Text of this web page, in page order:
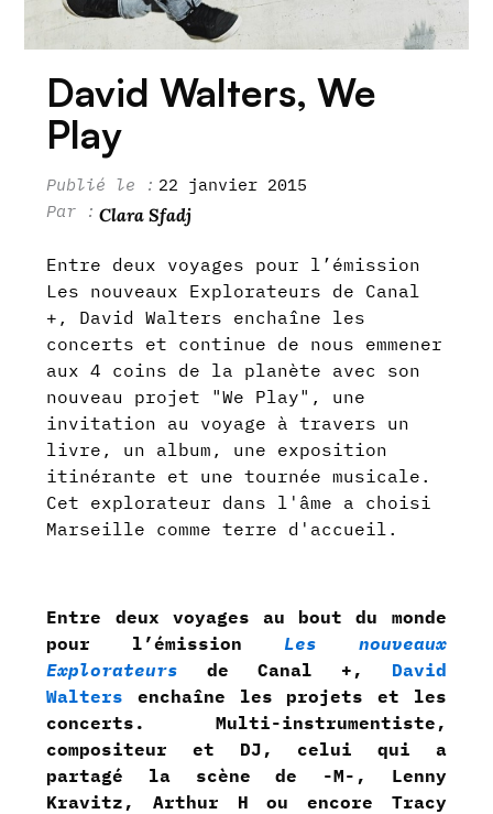
David Walters, We
Play
22 janvier 2015
Clara Sfadj
Entre deux voyages pour l’émission
Les nouveaux Explorateurs de Canal
+, David Walters enchaîne les
concerts et continue de nous emmener
aux 4 coins de la planète avec son
nouveau projet "We Play", une
invitation au voyage à travers un
livre, un album, une exposition
itinérante et une tournée musicale.
Cet explorateur dans l'âme a choisi
Marseille comme terre d'accueil.
Entre deux voyages au bout du monde
pour l’émission Les nouveaux
Explorateurs
de Canal +, David
Walters enchaîne les projets et les
concerts. Multi-instrumentiste,
compositeur et DJ, celui qui a
partagé la scène de -M-, Lenny
Kravitz, Arthur H ou encore Tracy